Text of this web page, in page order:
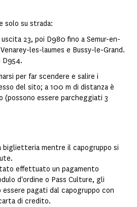
solo su strada:
23, poi D980 fino a Semur-en-
les-laumes e Bussy-le-Grand.
D954.
per far scendere e salire i
del sito; a 100 m di distanza è
(possono essere parcheggiati 3
mentre il capogruppo si
effettuato un pagamento
d'ordine o Pass Culture, gli
pagati dal capogruppo con
di credito.